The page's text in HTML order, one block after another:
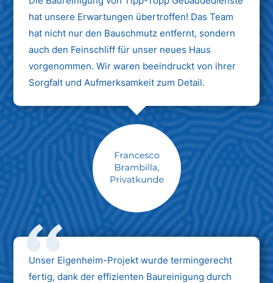
hat unsere Erwartungen übertroffen! Das Team
hat nicht nur den Bauschmutz entfernt, sondern
auch den Feinschliff für unser neues Haus
vorgenommen. Wir waren beeindruckt von ihrer
Sorgfalt und Aufmerksamkeit zum Detail.
Max Mustermann
Unternehmen AG
Unser Eigenheim-Projekt wurde termingerecht
fertig, dank der effizienten Baureinigung durch